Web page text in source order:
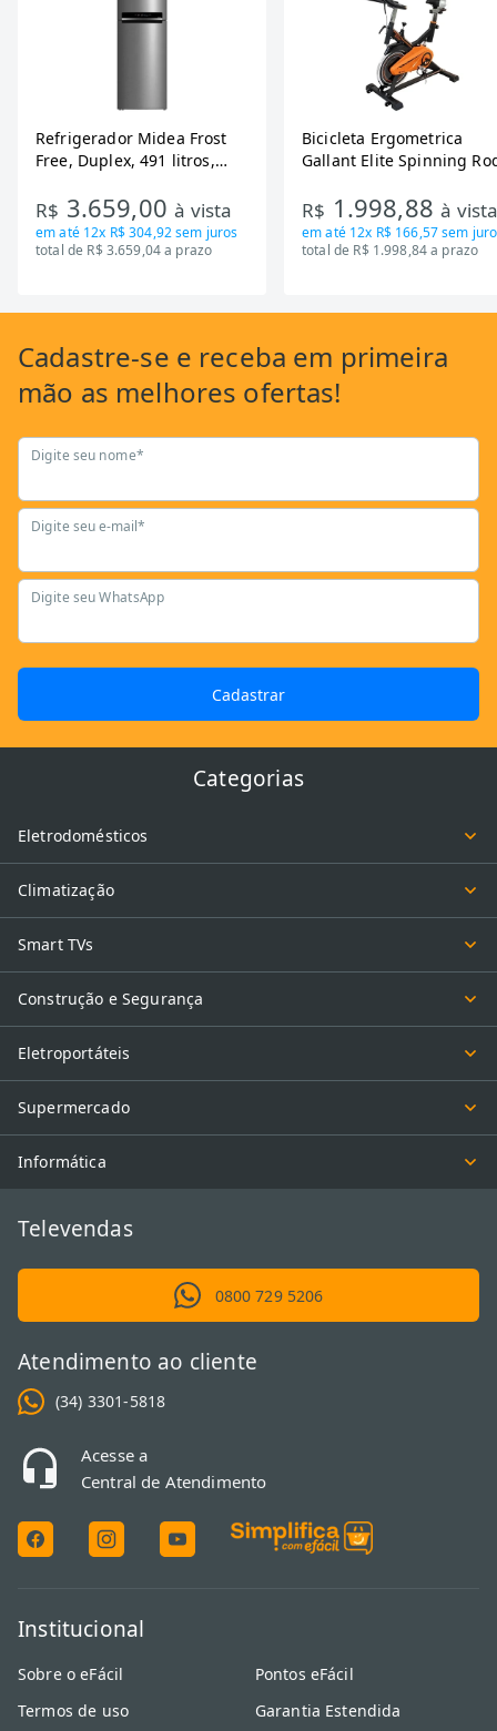
Refrigerador Midea Frost
Free, Duplex, 491 litros,
RT650EVK463)
R$ 3.659,00à vista
em até 12x R$ 304,92sem juros
total de R$ 3.659,04 a prazo
Bicicleta Ergometrica
Gallant Elite Spinning
Mecanica GSB13HBTA-PT
R$ 1.998,88à
em até 12x R$ 166,57sem
total de R$ 1.998,84 a prazo
Cadastre-se e receba em primeira
mão as melhores ofertas!
Digite seu nome*
Digite seu e-mail*
Digite seu WhatsApp
Cadastrar
Categorias
Eletrodomésticos
Climatização
Smart TVs
Construção e Segurança
Eletroportáteis
Supermercado
Informática
Televendas
0800 729 5206
Atendimento ao cliente
(34) 3301-5818
Acesse a
Central de Atendimento
Institucional
Sobre o eFácil
Termos de uso
Pontos eFácil
Garantia Estendida